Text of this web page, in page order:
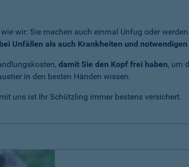
wir: Sie machen auch einmal Unfug oder
bei Unfällen als auch Krankheiten und notwendigen
damit Sie den Kopf frei haben, um
in den besten Händen wissen.
uns ist Ihr Schützling immer bestens versichert.